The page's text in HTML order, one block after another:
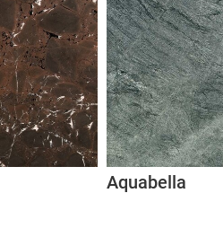
Aquabella